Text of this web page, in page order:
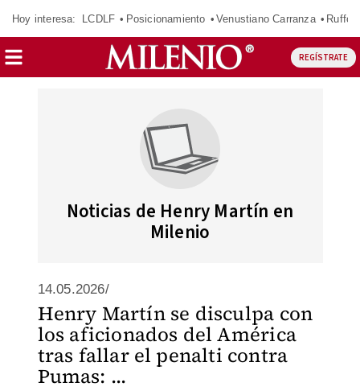
Hoy interesa: LCDLF Posicionamiento Venustiano Carranza Ruffo
REGÍSTRATE
Noticias de Henry Martín en
Milenio
14.05.2026/
Henry Martín se disculpa con
los aficionados del América
tras fallar el penalti contra
Pumas: ...